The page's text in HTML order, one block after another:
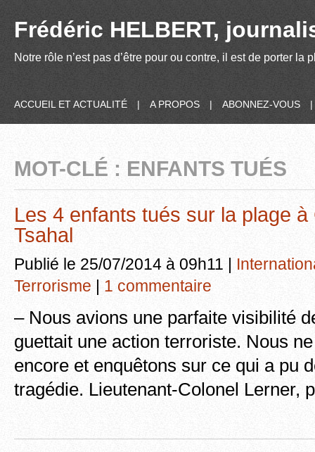
Frédéric HELBERT,
Notre rôle n’est pas d’être pour ou contre, il est de porter
ACCUEIL ET ACTUALITÉ | A PROPOS | ABONNEZ-VOUS |
MOT-CLÉ : ENFANTS TUÉS
Les 4 enfants tués sur la plage à
Tsahal
Publié le 25/07/2014 à 09h11 |
Terrorisme | 1 commentaire
– Nous avions une parfaite visibilité
guettait une action terroriste. Nous
encore et enquêtons sur ce qui a pu
tragédie. Lieutenant-Colonel Lerner,